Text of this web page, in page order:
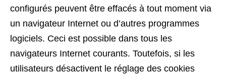
configurés peuvent être effacés à tout moment via
un navigateur Internet ou d’autres programmes
logiciels. Ceci est possible dans tous les
navigateurs Internet courants. Toutefois, si les
utilisateurs désactivent le réglage des cookies